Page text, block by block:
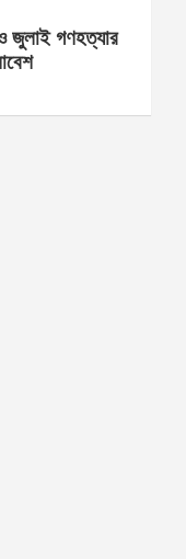
জুলাই গণহত্যার